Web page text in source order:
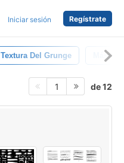
Iniciar sesión Regístrate
Textura Del Grunge
1 de 12